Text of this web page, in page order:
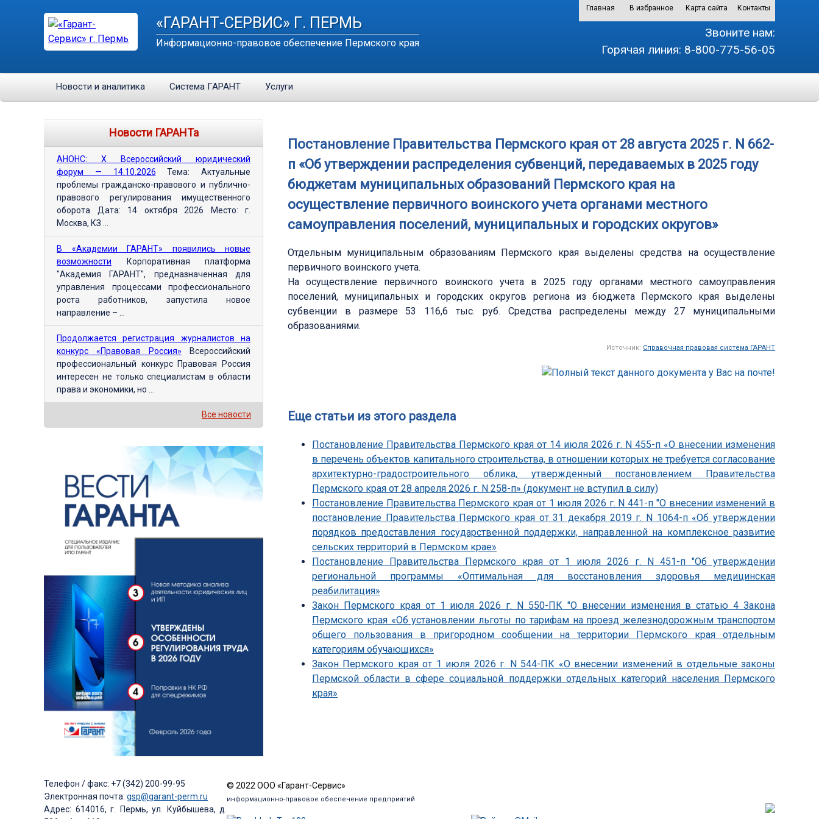
«ГАРАНТ-СЕРВИС» Г. ПЕРМЬ
Информационно-правовое обеспечение Пермского края
Главная В избранное Карта сайта Контакты
Звоните нам:
Горячая линия: 8-800-775-56-05
Новости и аналитика Система ГАРАНТ Услуги
Постановление Правительства Пермского края от 28 августа 2025 г. N 662-
п «Об утверждении распределения субвенций, передаваемых в 2025 году
бюджетам муниципальных образований Пермского края на
осуществление первичного воинского учета органами местного
самоуправления поселений, муниципальных и городских округов»
Отдельным муниципальным образованиям Пермского края выделены средства на осуществление
первичного воинского учета.
На осуществление первичного воинского учета в 2025 году органами местного самоуправления
поселений, муниципальных и городских округов региона из бюджета Пермского края выделены
субвенции в размере 53 116,6 тыс. руб. Средства распределены между 27 муниципальными
образованиями.
Источник: Справочная правовая система ГАРАНТ
Еще статьи из этого раздела
Постановление Правительства Пермского края от 14 июля 2026 г. N 455-п «О внесении изменения
в перечень объектов капитального строительства, в отношении которых не требуется согласование
архитектурно-градостроительного облика, утвержденный постановлением Правительства
Пермского края от 28 апреля 2026 г. N 258-п» (документ не вступил в силу)
Постановление Правительства Пермского края от 1 июля 2026 г. N 441-п "О внесении изменений в
постановление Правительства Пермского края от 31 декабря 2019 г. N 1064-п «Об утверждении
порядков предоставления государственной поддержки, направленной на комплексное развитие
сельских территорий в Пермском крае»
Постановление Правительства Пермского края от 1 июля 2026 г. N 451-п "Об утверждении
региональной программы «Оптимальная для восстановления здоровья медицинская
реабилитация»
Закон Пермского края от 1 июля 2026 г. N 550-ПК "О внесении изменения в статью 4 Закона
Пермского края «Об установлении льготы по тарифам на проезд железнодорожным транспортом
общего пользования в пригородном сообщении на территории Пермского края отдельным
категориям обучающихся»
Закон Пермского края от 1 июля 2026 г. N 544-ПК «О внесении изменений в отдельные законы
Пермской области в сфере социальной поддержки отдельных категорий населения Пермского
края»
Новости ГАРАНТа
АНОНС: Х Всероссийский юридический
форум — 14.10.2026 Тема: Актуальные
проблемы гражданско-правового и публично-
правового регулирования имущественного
оборота Дата: 14 октября 2026 Место: г.
Москва, КЗ ...
В «Академии ГАРАНТ» появились новые
возможности Корпоративная платформа
"Академия ГАРАНТ", предназначенная для
управления процессами профессионального
роста работников, запустила новое
направление – ...
Продолжается регистрация журналистов на
конкурс «Правовая Россия» Всероссийский
профессиональный конкурс Правовая Россия
интересен не только специалистам в области
права и экономики, но ...
Все новости
Телефон / факс: +7 (342) 200-99-95
Электронная почта: gsp@garant-perm.ru
Адрес: 614016, г. Пермь, ул. Куйбышева, д.
© 2022 ООО «Гарант-Сервис»
информационно-правовое обеспечение предприятий